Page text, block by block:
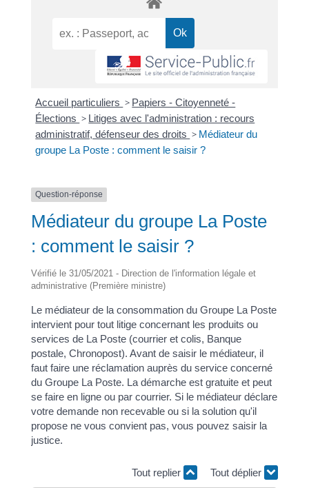
Accueil particuliers > Papiers - Citoyenneté -
Élections > Litiges avec l'administration : recours
administratif, défenseur des droits > Médiateur du
groupe La Poste : comment le saisir ?
Question-réponse
Médiateur du groupe La Poste
: comment le saisir ?
Vérifié le 31/05/2021 - Direction de l'information légale et
administrative (Première ministre)
Le médiateur de la consommation du Groupe La Poste
intervient pour tout litige concernant les produits ou
services de La Poste (courrier et colis, Banque
postale, Chronopost). Avant de saisir le médiateur, il
faut faire une réclamation auprès du service concerné
du Groupe La Poste. La démarche est gratuite et peut
se faire en ligne ou par courrier. Si le médiateur déclare
votre demande non recevable ou si la solution qu'il
propose ne vous convient pas, vous pouvez saisir la
justice.
Tout replier Tout déplier